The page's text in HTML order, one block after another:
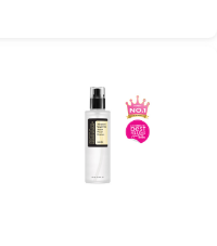
ALCOHOL, PHYTOSTERYL
SILICA, PEG-60
STEARATE, CARBOMER,
HYDROXIDE,
(CI 77492), IRON